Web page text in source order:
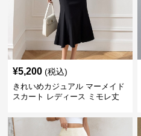
¥5,200 (税込)
きれいめカジュアル マーメイド
スカート レディース ミモレ丈
美シルエット 上品 エレガント